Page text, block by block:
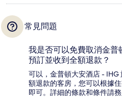
常見問題
我是否可以免費取消金普
預訂並收到全額退款？
可以，金普頓大安酒店 -
額退款的客房，您可以根據
即可。詳細的條款和條件請